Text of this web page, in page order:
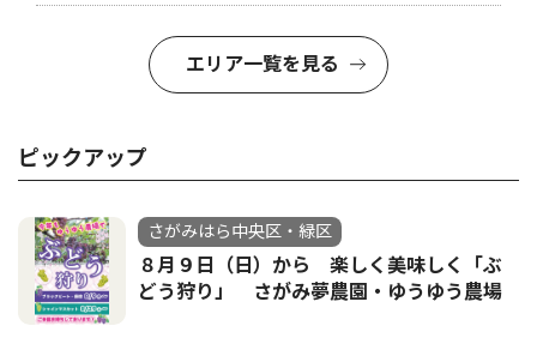
エリア一覧を見る
ピックアップ
さがみはら中央区・緑区
８月９日（日）から 楽しく美味しく「ぶ
どう狩り」 さがみ夢農園・ゆうゆう農場